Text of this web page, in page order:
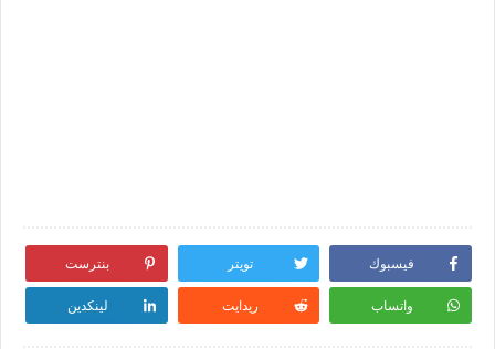
فيسبوك تويتر بنترست
واتساب ريدايت لينكدين